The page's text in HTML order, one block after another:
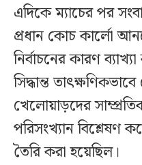
এদিকে ম্যাচের পর
প্রধান কোচ কার্লো
নির্বাচনের কারণ
সিদ্ধান্ত
খেলোয়াড়দের
পরিসংখ্যান বিশ্লেষণ
তৈরি করা হয়েছিল।